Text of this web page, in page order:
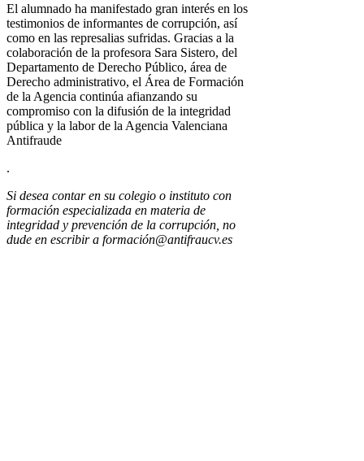
El alumnado ha manifestado gran interés en los
testimonios de informantes de corrupción, así
como en las represalias sufridas. Gracias a la
colaboración de la profesora Sara Sistero, del
Departamento de Derecho Público, área de
Derecho administrativo, el Área de Formación
de la Agencia continúa afianzando su
compromiso con la difusión de la integridad
pública y la labor de la Agencia Valenciana
Antifraude
.
Si desea contar en su colegio o instituto con
formación especializada en materia de
integridad y prevención de la corrupción, no
dude en escribir a formación@antifraucv.es